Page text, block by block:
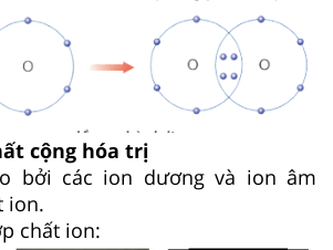
cộng hóa trị
bởi các ion dương và ion âm
ion.
chất ion: